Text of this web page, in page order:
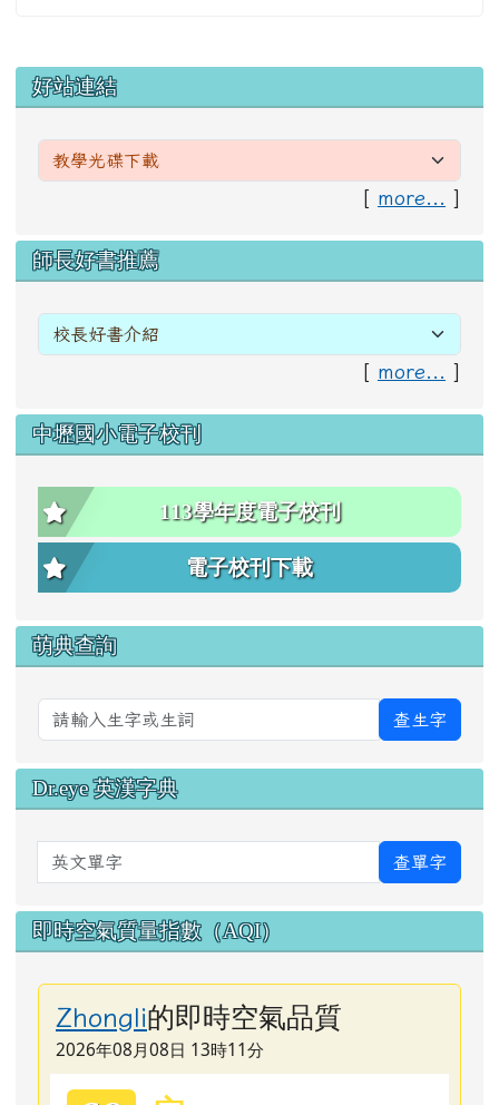
左邊區域內容
好站連結
[ more... ]
右邊區域內容
師長好書推薦
[ more... ]
中壢國小電子校刊
113學年度電子校刊
電子校刊下載
萌典查詢
查生字
Dr.eye 英漢字典
英文單字 查單字
即時空氣質量指數（AQI）
Zhongli的即時空氣品質
2026年08月08日 13時11分